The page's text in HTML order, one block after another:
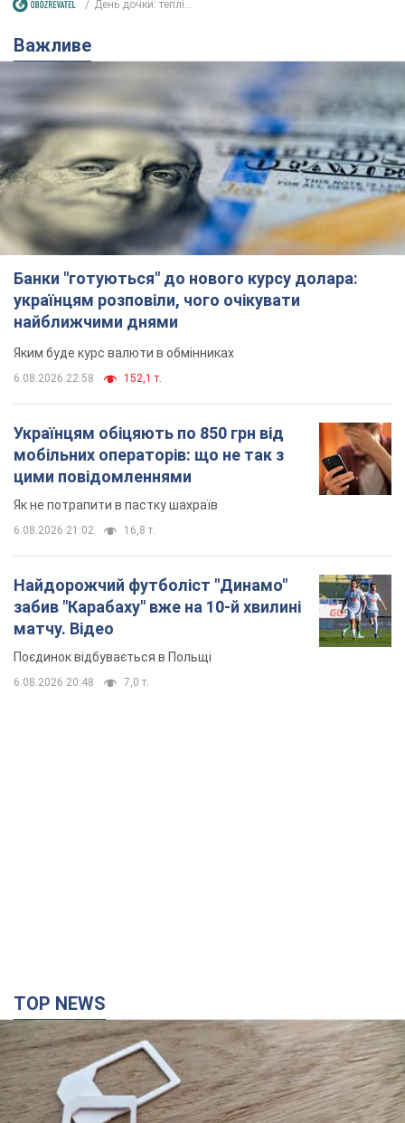
День дочки: теплі...
Важливе
Банки "готуються" до нового курсу долара:
українцям розповіли, чого очікувати
найближчими днями
Яким буде курс валюти в обмінниках
6.08.2026 22:58 152,1 т.
Українцям обіцяють по 850 грн від
мобільних операторів: що не так з
цими повідомленнями
Як не потрапити в пастку шахраїв
6.08.2026 21:02 16,8 т.
Найдорожчий футболіст "Динамо"
забив "Карабаху" вже на 10-й хвилині
матчу. Відео
Поєдинок відбувається в Польщі
6.08.2026 20:48 7,0 т.
TOP NEWS